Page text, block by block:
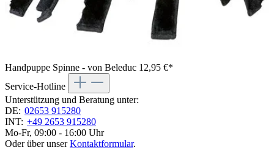
Handpuppe Spinne - von Beleduc 12,95 €*
Service-Hotline
Unterstützung und Beratung unter:
DE: 02653 915280
INT: +49 2653 915280
Mo-Fr, 09:00 - 16:00 Uhr
Oder über unserKontaktformular.